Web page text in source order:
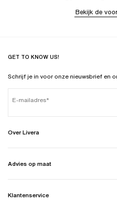
Bekijk de
GET TO KNOW US!
Schrijf je in voor onze nieuwsbrief en
E-mailadres
Over Livera
Advies op maat
Klantenservice